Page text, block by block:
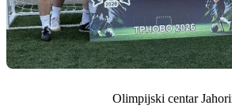
Olimpijski centar